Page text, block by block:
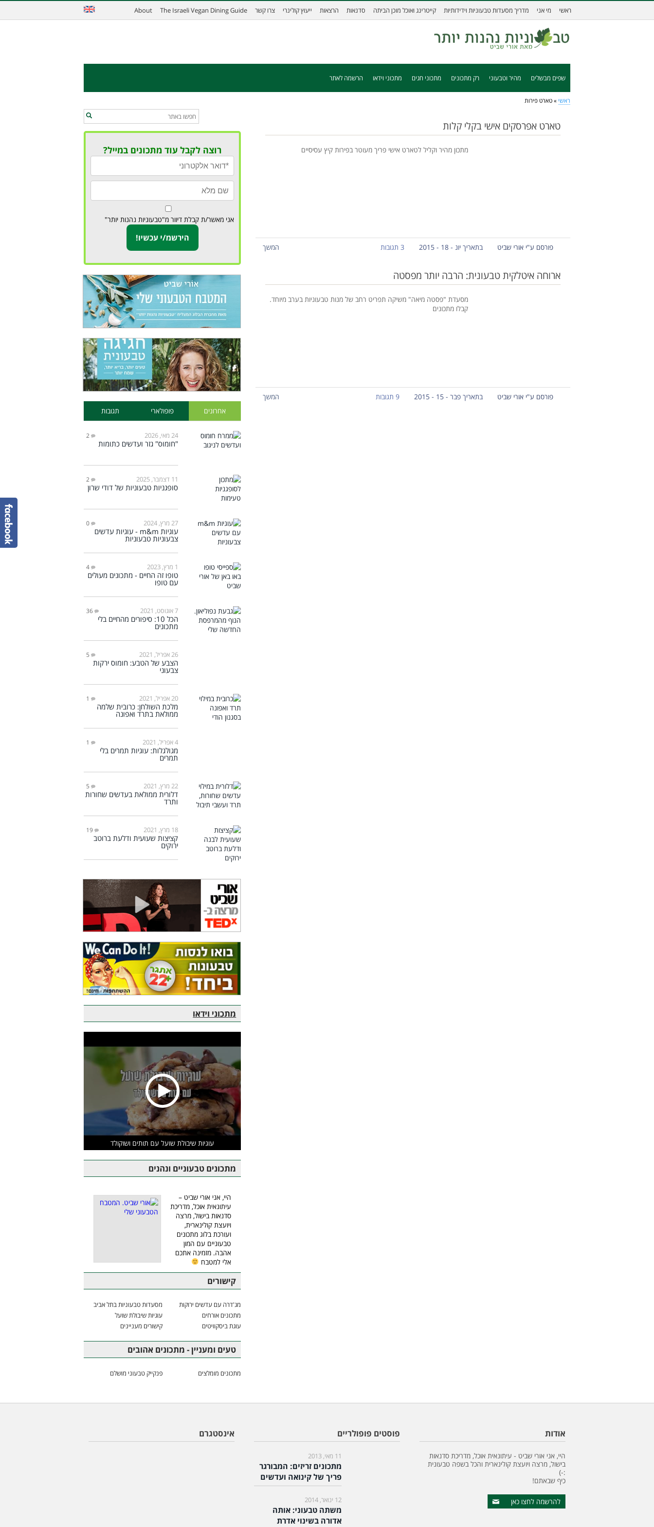
ראשי מי אני מדריך מסעדות טבעוניות וידידותיות קייטרינג ואוכל מוכן הביתה סדנאות הרצאות ייעוץ קולינרי צרו קשר The Israeli Vegan Dining Guide
About
שפים מבשלים מהיר וטבעוני רק מתכונים מתכוני חגים מתכוני וידאו הרשמה לאתר
ראשי » טארט פירות
טארט אפרסקים אישי בקלי קלות
מתכון מהיר וקליל לטארט אישי פריך מעוטר בפירות קיץ עסיסיים
פורסם ע"י אורי שביט בתאריך יונ - 18 - 2015 3 תגובות המשך
ארוחה איטלקית טבעונית: הרבה יותר מפסטה
מסעדת "פסטה מיאה" משיקה תפריט רחב של מנות טבעוניות בערב מיוחד.
קבלו מתכונים
פורסם ע"י אורי שביט בתאריך פבר - 15 - 2015 9 תגובות המשך
רוצה לקבל עוד מתכונים במייל?
אני מאשר/ת קבלת דיוור מ"טבעוניות נהנות יותר"
אחרונים פופולארי תגובות
24 מאי, 2026 2
"חומוס" גזר ועדשים כתומות
11 דצמבר, 2025 2
סופגניות טבעוניות של דודי שרון
27 מרץ, 2024 0
עוגיות m&m - עוגיות עדשים
צבעוניות טבעוניות
1 מרץ, 2023 4
טופו זה החיים - מתכונים מעולים
עם טופו
7 אוגוסט, 2021 36
הכל 10: סיפורים מהחיים בלי
מתכונים
26 אפריל, 2021 5
הצבע של הטבע: חומוס ירקות
צבעוני
20 אפריל, 2021 1
מלכת השולחן: כרובית שלמה
ממולאת בתרד ואפונה
4 אפריל, 2021 1
מגולגלות: עוגיות תמרים בלי
תמרים
22 מרץ, 2021 5
דלורית ממולאת בעדשים שחורות
ותרד
18 מרץ, 2021 19
קציצות שעועית ודלעת ברוטב
ירוקים
מתכוני וידאו
עוגיות שיבולת שועל עם תותים ושוקולד
מתכונים טבעוניים ונהנים
היי, אני אורי שביט –
עיתונאית אוכל, מדריכת
סדנאות בישול, מרצה
ויועצת קולינארית,
ועורכת בלוג מתכונים
טבעוניים עם המון
אהבה. מזמינה אתכם
אלי למטבח
קישורים
מג'דרה עם עדשים ירוקות
מסעדות טבעוניות בתל אביב
מתכונים אורחים
עוגיות שיבולת שועל
עוגת ביסקוויטים
קישורים מעניינים
טעים ומעניין - מתכונים אהובים
מתכונים מומלצים פנקייק טבעוני מושלם
אודות
היי, אני אורי שביט - עיתונאית אוכל, מדריכת סדנאות
בישול, מרצה ויועצת קולינארית והכל בשפה טבעונית
:-)
כיף שבאתם!
להרשמה לחצו כאן
פוסטים פופולריים
11 מאי, 2013
מתכונים זריזים: המבורגר
פריך של קינואה ועדשים
12 ינואר, 2014
משתה טבעוני: אותה
אדורה בשינוי אדרת
אינסטגרם